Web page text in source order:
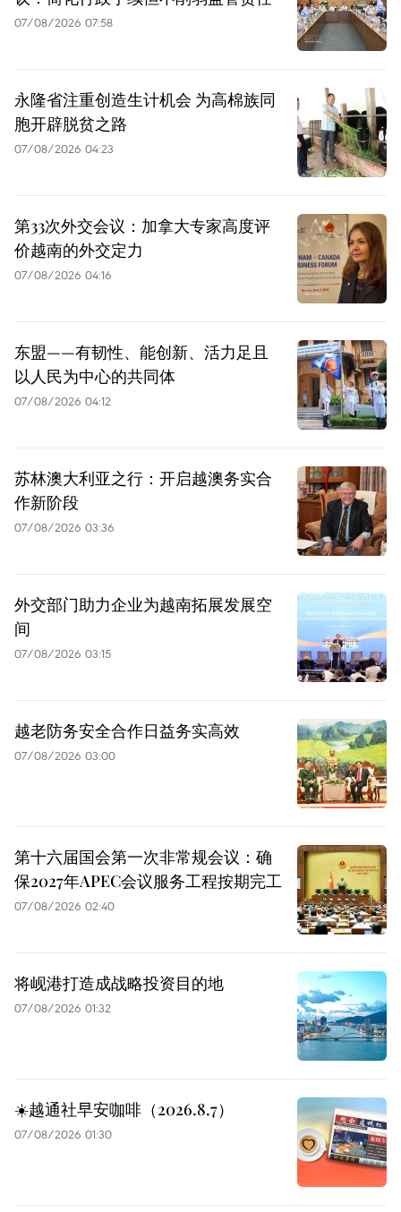
07/08/2026 07:58
永隆省注重创造生计机会 为高棉族同
胞开辟脱贫之路
07/08/2026 04:23
第33次外交会议：加拿大专家高度评
价越南的外交定力
07/08/2026 04:16
东盟——有韧性、能创新、活力足且
以人民为中心的共同体
07/08/2026 04:12
苏林澳大利亚之行：开启越澳务实合
作新阶段
07/08/2026 03:36
外交部门助力企业为越南拓展发展空
间
07/08/2026 03:15
越老防务安全合作日益务实高效
07/08/2026 03:00
第十六届国会第一次非常规会议：确
保2027年APEC会议服务工程按期完工
07/08/2026 02:40
将岘港打造成战略投资目的地
07/08/2026 01:32
☀️越通社早安咖啡（2026.8.7）
07/08/2026 01:30